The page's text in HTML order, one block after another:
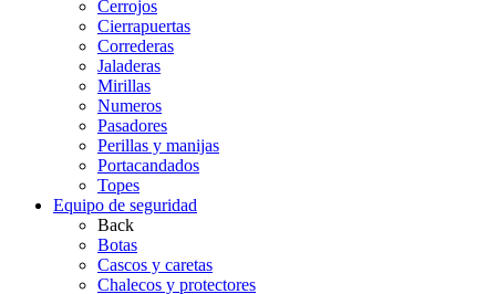
Cerrojos
Cierrapuertas
Correderas
Jaladeras
Mirillas
Numeros
Pasadores
Perillas y manijas
Portacandados
Topes
Equipo de seguridad
Back
Botas
Cascos y caretas
Chalecos y protectores